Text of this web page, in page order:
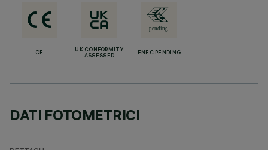
CE
UK CONFORMITY
ASSESSED
ENEC PENDING
DATI FOTOMETRICI